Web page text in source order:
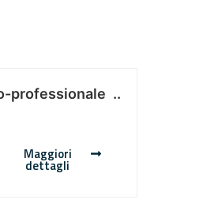
professionale ..
Maggiori
dettagli